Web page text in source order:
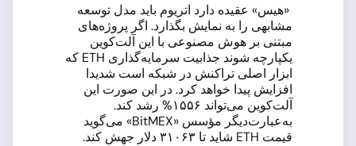
«هیس» عقیده دارد اتریوم باید مدل توسعه
مشابهی را به نمایش بگذارد. اگر پروژه‌های
مبتنی بر هوش مصنوعی با این آلت‌کوین
یکپارچه شوند جذابیت سرمایه‌گذاری ETH که
ابزار اصلی تراکنش در شبکه است شدیدا
افزایش پیدا خواهد کرد. در این صورت این
آلت‌کوین می‌تواند ۱۵۵۶% رشد کند.
به‌عبارت‌دیگر مؤسس «BitMEX» می‌گوید
قیمت ETH شاید تا ۳۱۰۶۳ دلار جهش کند.